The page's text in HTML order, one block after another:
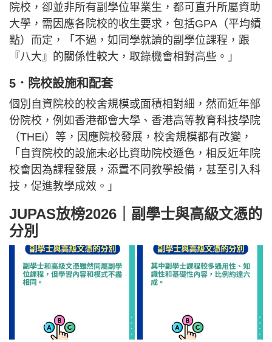
院校，卻並非所有副學位畢業生，都可直升所屬資助
大學，需因應各院校的收生要求，包括GPA（平均績
點）而定，「不過，如同學就讀的副學位課程，跟
『八大』的關係性較大，取錄機會相對高些。」
5．院校設施和配套
個別自資院校的校舍規模或面積相對細，然而近年部
份院校，例如香港都會大學、香港高等教育科技學院
（THEi）等，因應院校發展，校舍規模都有改變，
「自資院校的設施未必比資助院校遜色，相反近年院
校會因為課程發展，添置不同教學設備，甚至引入科
技，促進教學成效。」
JUPAS放榜2026｜副學士與高級文憑的
分別